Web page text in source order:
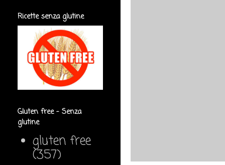
Ricette senza glutine
Gluten free - Senza
glutine
gluten free
(357)